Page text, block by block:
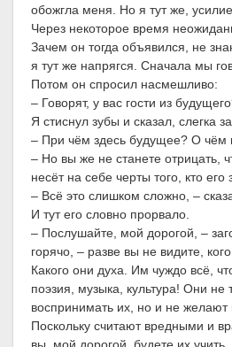
обожгла меня. Но я тут же,
Через некоторое время
Зачем он тогда объявился, не
я тут же напрягся. Сначала мы
Потом он спросил насмешливо:
– Говорят, у вас гости из
Я стиснул зубы и сказал, слегка
– При чём здесь будущее? О чём
– Но вы же не станете отрицать,
несёт на себе черты того, кто его
– Всё это слишком сложно, –
И тут его словно прорвало.
– Послушайте, мой дорогой, –
горячо, – разве вы не видите,
Какого они духа. Им чуждо всё,
поэзия, музыка, культура! Они не
воспринимать их, но и не желают
Поскольку считают вредными и